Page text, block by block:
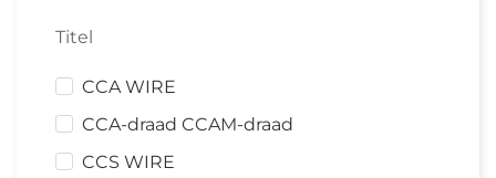
Titel
CCA WIRE
CCA-draad CCAM-draad
CCS WIRE